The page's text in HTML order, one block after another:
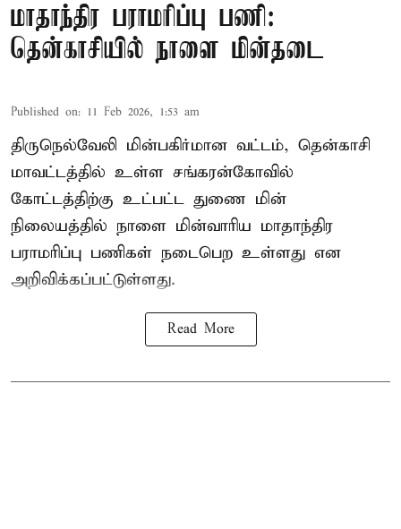
மாதாந்திர பராமரிப்பு பணி:
தென்காசியில் நாளை மின்தடை
Published on: 11 Feb 2026, 1:53 am
திருநெல்வேலி மின்பகிர்மான வட்டம், தென்காசி
மாவட்டத்தில் உள்ள சங்கரன்கோவில்
கோட்டத்திற்கு உட்பட்ட துணை மின்
நிலையத்தில் நாளை மின்வாரிய மாதாந்திர
பராமரிப்பு பணிகள் நடைபெற உள்ளது என
அறிவிக்கப்பட்டுள்ளது.
Read More